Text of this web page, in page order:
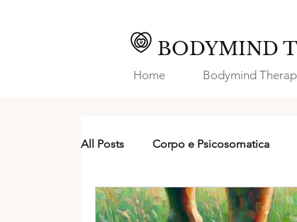
BODYMIND
Home Bodymind
All Posts Corpo e Psicosomatica